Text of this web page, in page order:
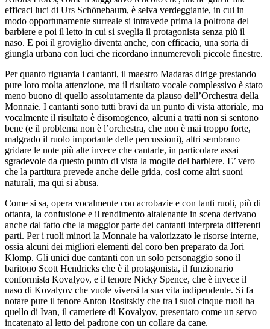
efficaci luci di Urs Schönebaum, è selva verdeggiante, in cui in
modo opportunamente surreale si intravede prima la poltrona del
barbiere e poi il letto in cui si sveglia il protagonista senza più il
naso. E poi il groviglio diventa anche, con efficacia, una sorta di
giungla urbana con luci che ricordano innumerevoli piccole finestre.
Per quanto riguarda i cantanti, il maestro Madaras dirige prestando
pure loro molta attenzione, ma il risultato vocale complessivo è stato
meno buono di quello assolutamente da plauso dell’Orchestra della
Monnaie. I cantanti sono tutti bravi da un punto di vista attoriale, ma
vocalmente il risultato è disomogeneo, alcuni a tratti non si sentono
bene (e il problema non è l’orchestra, che non è mai troppo forte,
malgrado il ruolo importante delle percussioni), altri sembrano
gridare le note più alte invece che cantarle, in particolare assai
sgradevole da questo punto di vista la moglie del barbiere. E’ vero
che la partitura prevede anche delle grida, cosi come altri suoni
naturali, ma qui si abusa.
Come si sa, opera vocalmente con acrobazie e con tanti ruoli, più di
ottanta, la confusione e il rendimento altalenante in scena derivano
anche dal fatto che la maggior parte dei cantanti interpreta differenti
parti. Per i ruoli minori la Monnaie ha valorizzato le risorse interne,
ossia alcuni dei migliori elementi del coro ben preparato da Jori
Klomp. Gli unici due cantanti con un solo personaggio sono il
baritono Scott Hendricks che è il protagonista, il funzionario
conformista Kovalyov, e il tenore Nicky Spence, che è invece il
naso di Kovalyov che vuole viversi la sua vita indipendente. Si fa
notare pure il tenore Anton Rositskiy che tra i suoi cinque ruoli ha
quello di Ivan, il cameriere di Kovalyov, presentato come un servo
incatenato al letto del padrone con un collare da cane.